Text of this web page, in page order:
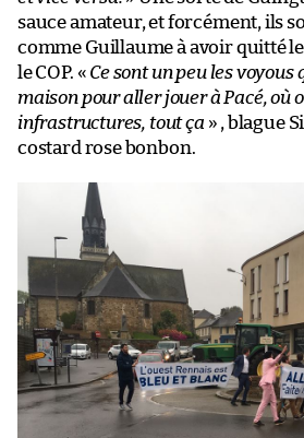
sauce amateur, et forcément, ils
comme Guillaume à avoir quitté
le COP. « Ce sont un peu les
maison pour aller jouer à Pacé, où
infrastructures, tout ça » , blague
costard rose bonbon.